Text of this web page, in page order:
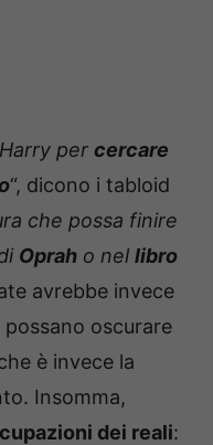
per cercare
“, dicono i tabloid
che possa finire
Oprah o nel libro
avrebbe invece
possano oscurare
è invece la
Insomma,
dei reali: